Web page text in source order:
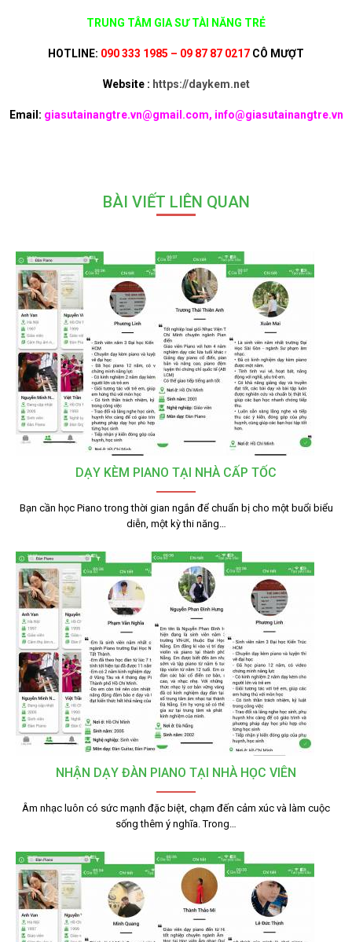
TRUNG TÂM GIA SƯ TÀI NĂNG TRẺ
HOTLINE: 090 333 1985 – 09 87 87 0217 CÔ MƯỢT
Website : https://daykem.net
Email: giasutainangtre.vn@gmail.com, info@giasutainangtre.vn
BÀI VIẾT LIÊN QUAN
DẠY KÈM PIANO TẠI NHÀ CẤP TỐC
Bạn cần học Piano trong thời gian ngắn để chuẩn bị cho một buổi biểu
diễn, một kỳ thi năng…
NHẬN DẠY ĐÀN PIANO TẠI NHÀ HỌC VIÊN
Âm nhạc luôn có sức mạnh đặc biệt, chạm đến cảm xúc và làm cuộc
sống thêm ý nghĩa. Trong…